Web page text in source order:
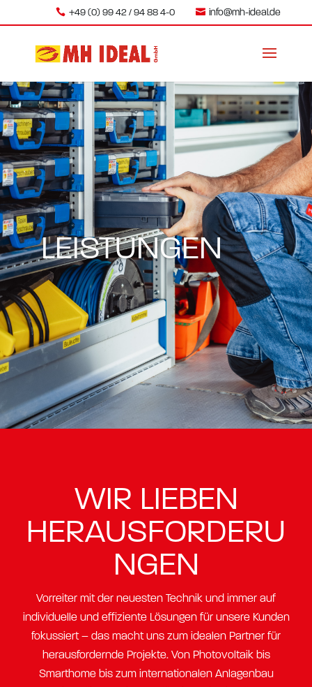
+49 (0) 99 42 / 94 88 4-0 info@mh-ideal.de
LEISTUNGEN
WIR LIEBEN
HERAUSFORDERU
NGEN
Vorreiter mit der neuesten Technik und immer auf
individuelle und effiziente Lösungen für unsere Kunden
fokussiert – das macht uns zum idealen Partner für
herausfordernde Projekte. Von Photovoltaik bis
Smarthome bis zum internationalen Anlagenbau